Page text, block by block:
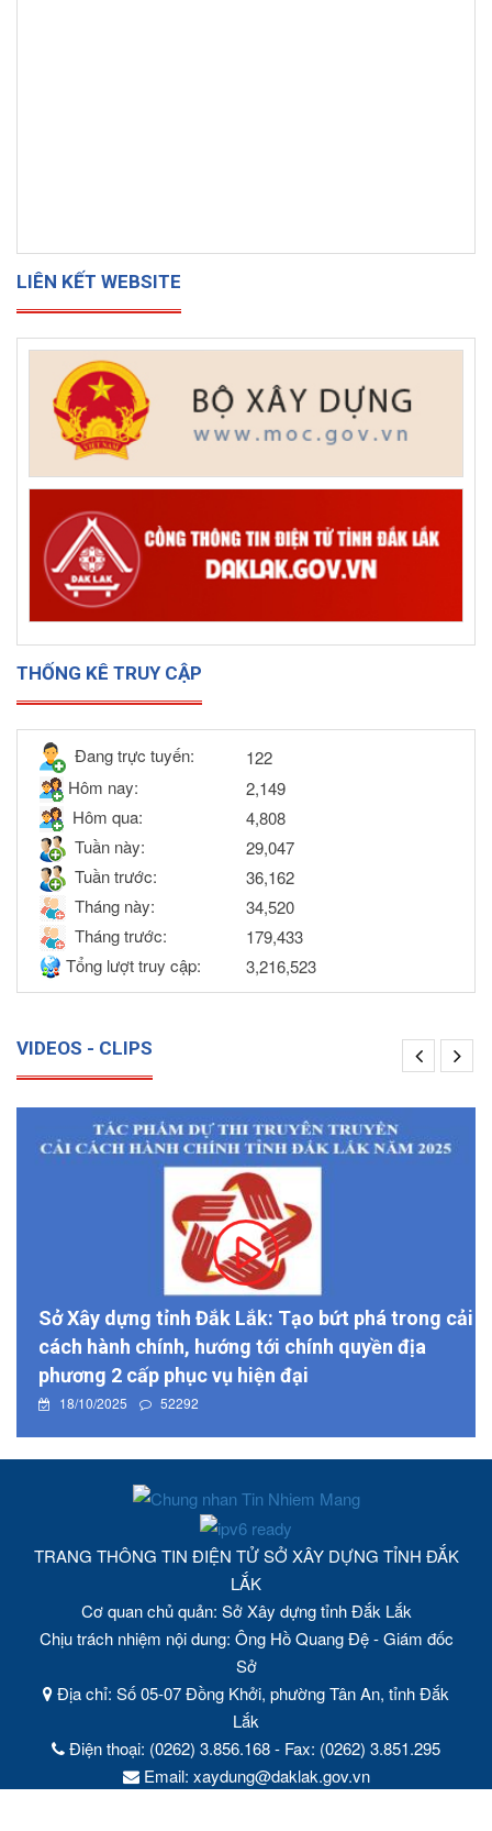
LIÊN KẾT WEBSITE
THỐNG KÊ TRUY CẬP
Đang trực tuyến:
122
Hôm nay:
2,149
Hôm qua:
4,808
Tuần này:
29,047
Tuần trước:
36,162
Tháng này:
34,520
Tháng trước:
179,433
Tổng lượt truy cập:
3,216,523
VIDEOS - CLIPS
Sở Xây dựng tỉnh Đắk Lắk: Tạo bứt phá trong cải
cách hành chính, hướng tới chính quyền địa
phương 2 cấp phục vụ hiện đại
18/10/2025 52292
TRANG THÔNG TIN ĐIỆN TỬ SỞ XÂY DỰNG TỈNH ĐẮK
LẮK
Cơ quan chủ quản: Sở Xây dựng tỉnh Đắk Lắk
Chịu trách nhiệm nội dung: Ông Hồ Quang Đệ - Giám đốc
Sở
Địa chỉ: Số 05-07 Đồng Khởi, phường Tân An, tỉnh Đắk
Lắk
Điện thoại: (0262) 3.856.168 - Fax: (0262) 3.851.295
Email: xaydung@daklak.gov.vn